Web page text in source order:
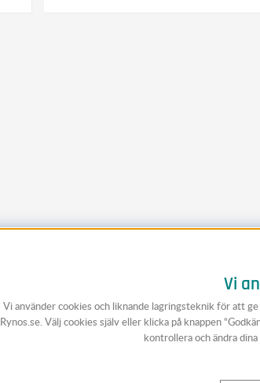
Vi
Vi använder cookies och liknande lagringsteknik för att
Rynos.se. Välj cookies själv eller klicka på knappen
kontrollera och ändra